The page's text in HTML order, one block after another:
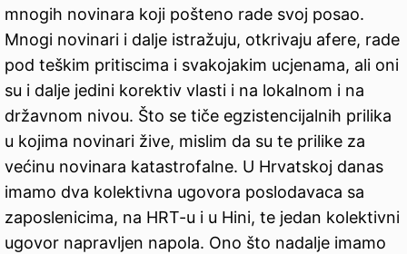
mnogih novinara koji pošteno rade svoj posao.
Mnogi novinari i dalje istražuju, otkrivaju afere, rade
pod teškim pritiscima i svakojakim ucjenama, ali oni
su i dalje jedini korektiv vlasti i na lokalnom i na
državnom nivou. Što se tiče egzistencijalnih prilika
u kojima novinari žive, mislim da su te prilike za
većinu novinara katastrofalne. U Hrvatskoj danas
imamo dva kolektivna ugovora poslodavaca sa
zaposlenicima, na HRT-u i u Hini, te jedan kolektivni
ugovor napravljen napola. Ono što nadalje imamo